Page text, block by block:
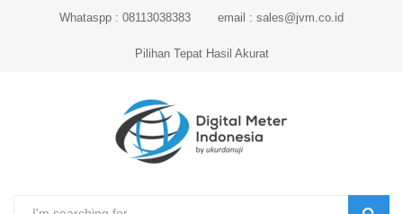
Whataspp : 08113038383 email : sales@jvm.co.id
Pilihan Tepat Hasil Akurat